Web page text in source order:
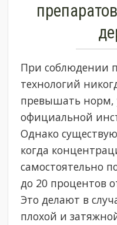
При соблюдении
технологий
превышать норм,
официальной
Однако
когда
самостоятельно
до 20 процентов
Это делают в
плохой и